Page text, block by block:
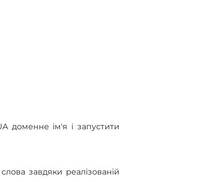
доменне ім'я і запустити
завдяки реалізованій